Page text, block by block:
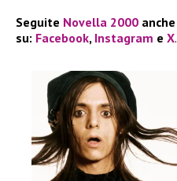
Seguite Novella 2000 anche
su: Facebook, Instagram e X.